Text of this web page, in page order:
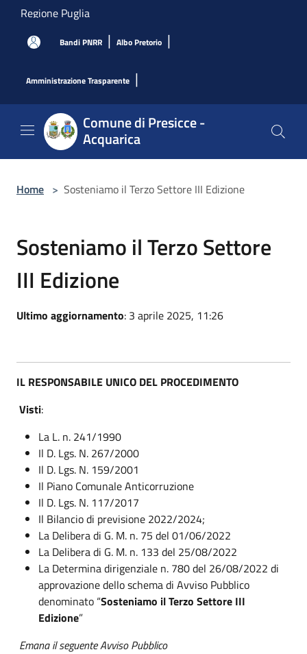
Salta al contenuto principale
Regione Puglia
Bandi PNRR | Albo Pretorio |
Amministrazione Trasparente |
Comune di Presicce -
Acquarica
Home > Sosteniamo il Terzo Settore III Edizione
Sosteniamo il Terzo Settore
III Edizione
Ultimo aggiornamento: 3 aprile 2025, 11:26
IL RESPONSABILE UNICO DEL PROCEDIMENTO
Visti:
La L. n. 241/1990
Il D. Lgs. N. 267/2000
Il D. Lgs. N. 159/2001
Il Piano Comunale Anticorruzione
Il D. Lgs. N. 117/2017
Il Bilancio di previsione 2022/2024;
La Delibera di G. M. n. 75 del 01/06/2022
La Delibera di G. M. n. 133 del 25/08/2022
La Determina dirigenziale n. 780 del 26/08/2022 di
approvazione dello schema di Avviso Pubblico
denominato “Sosteniamo il Terzo Settore III
Edizione”
Emana il seguente Avviso Pubblico